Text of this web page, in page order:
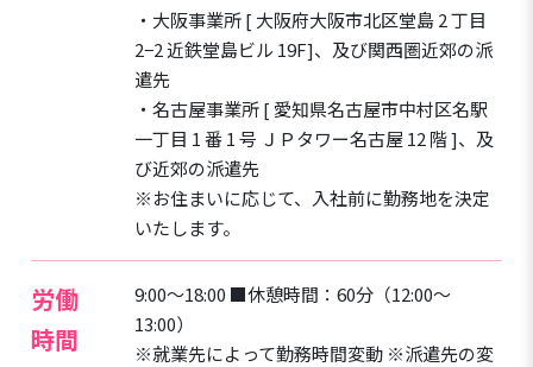
・大阪事業所 [ 大阪府大阪市北区堂島 2 丁目
2−2 近鉄堂島ビル 19F]、及び関西圏近郊の派
遣先
・名古屋事業所 [ 愛知県名古屋市中村区名駅
一丁目 1 番 1 号 ＪＰタワー名古屋 12 階 ]、及
び近郊の派遣先
※お住まいに応じて、入社前に勤務地を決定
いたします。
労働
時間
9:00～18:00 ■休憩時間：60分（12:00～
13:00）
※就業先によって勤務時間変動 ※派遣先の変